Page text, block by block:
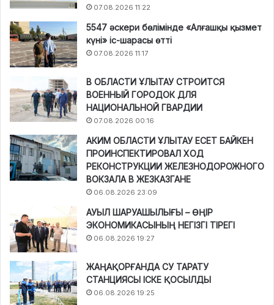
07.08.2026 11:22
5547 әскери бөлімінде «Алғашқы қызмет
күні» іс-шарасы өтті
07.08.2026 11:17
В ОБЛАСТИ ҰЛЫТАУ СТРОИТСЯ
ВОЕННЫЙ ГОРОДОК ДЛЯ
НАЦИОНАЛЬНОЙ ГВАРДИИ
07.08.2026 00:16
АКИМ ОБЛАСТИ ҰЛЫТАУ ЕСЕТ БАЙКЕН
ПРОИНСПЕКТИРОВАЛ ХОД
РЕКОНСТРУКЦИИ ЖЕЛЕЗНОДОРОЖНОГО
ВОКЗАЛА В ЖЕЗКАЗГАНЕ
06.08.2026 23:09
АУЫЛ ШАРУАШЫЛЫҒЫ – ӨҢІР
ЭКОНОМИКАСЫНЫҢ НЕГІЗГІ ТІРЕГІ
06.08.2026 19:27
ЖАҢАҚОРҒАНДА СУ ТАРАТУ
СТАНЦИЯСЫ ІСКЕ ҚОСЫЛДЫ
06.08.2026 19:25